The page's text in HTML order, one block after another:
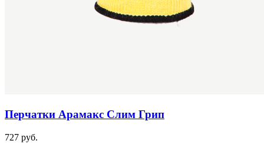
Перчатки Арамакс Слим Грип
727 руб.